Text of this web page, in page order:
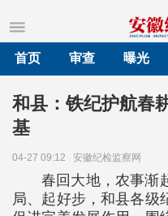
首页
审查 曝光
和县：铁纪护航春
基
04-27 09:12 安徽纪检监察网
春回大地，农事渐
局、起好步，和县各级